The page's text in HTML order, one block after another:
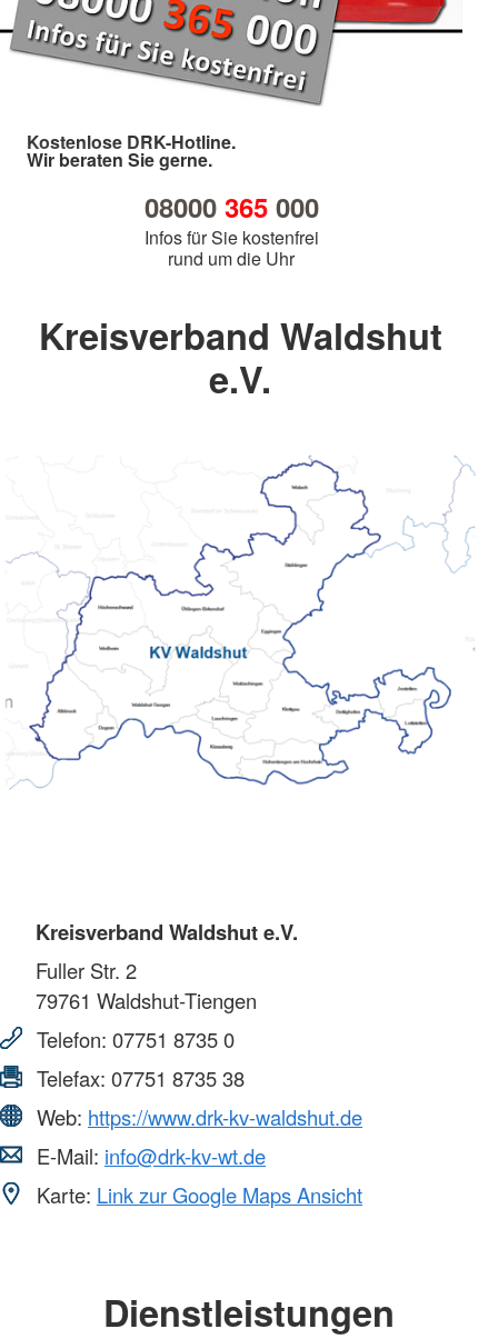
Kostenlose DRK-Hotline.
Wir beraten Sie gerne.
08000 365000
Infos für Sie kostenfrei
rund um die Uhr
Kreisverband Waldshut
e.V.
Kreisverband Waldshut e.V.
Fuller Str. 2
79761 Waldshut-Tiengen
Telefon: 07751 8735 0
Telefax: 07751 8735 38
Web: https://www.drk-kv-waldshut.de
E-Mail: info@drk-kv-wt.de
Karte: Link zur Google Maps Ansicht
Dienstleistungen